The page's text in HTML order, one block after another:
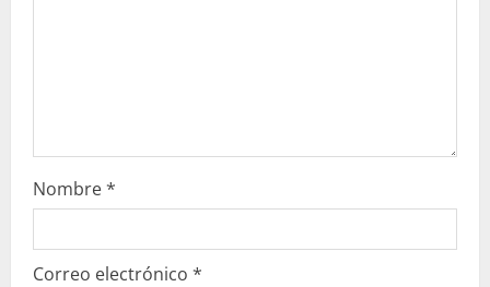
Nombre*
Correo electrónico *